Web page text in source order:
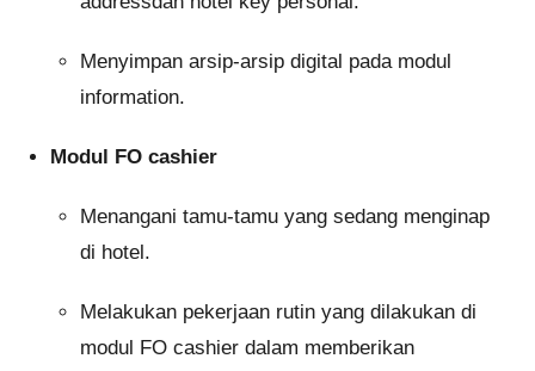
Menyimpan arsip-arsip digital pada modul
information.
Modul FO cashier
Menangani tamu-tamu yang sedang menginap
di hotel.
Melakukan pekerjaan rutin yang dilakukan di
modul FO cashier dalam memberikan